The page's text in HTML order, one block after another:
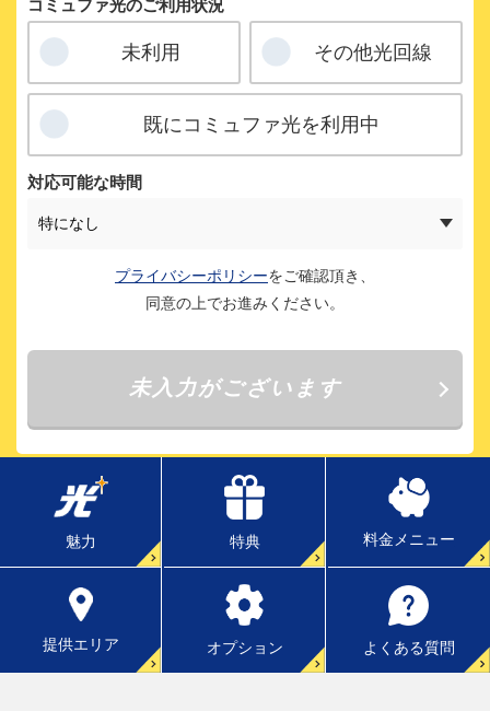
魅力 特典 料金メニュー
提供エリア オプション よくある質問